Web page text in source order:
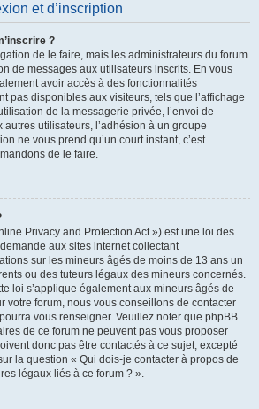
et d’inscription
?
de le faire, mais les administrateurs du forum
de messages aux utilisateurs inscrits. En vous
avoir accès à des fonctionnalités
pas disponibles aux visiteurs, tels que l’affichage
de la messagerie privée, l’envoi de
utilisateurs, l’adhésion à un groupe
ne vous prend qu’un court instant, c’est
de le faire.
Privacy and Protection Act ») est une loi des
aux sites internet collectant
sur les mineurs âgés de moins de 13 ans un
ou des tuteurs légaux des mineurs concernés.
loi s’applique également aux mineurs âgés de
votre forum, nous vous conseillons de contacter
vous renseigner. Veuillez noter que phpBB
de ce forum ne peuvent pas vous proposer
donc pas être contactés à ce sujet, excepté
la question « Qui dois-je contacter à propos de
légaux liés à ce forum ? ».